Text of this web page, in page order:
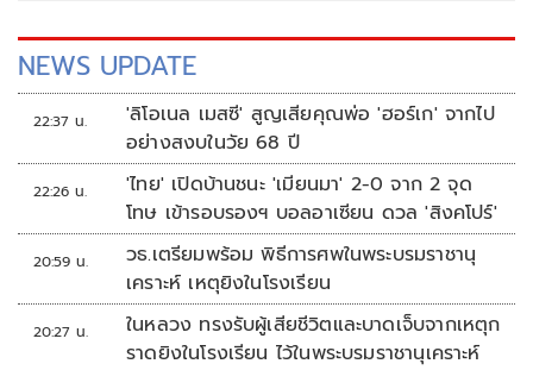
NEWS UPDATE
22:37 น.
'ลิโอเนล เมสซี' สูญเสียคุณพ่อ 'ฮอร์เก' จากไป
อย่างสงบในวัย 68 ปี
22:26 น.
'ไทย' เปิดบ้านชนะ 'เมียนมา' 2-0 จาก 2 จุด
โทษ เข้ารอบรองฯ บอลอาเซียน ดวล 'สิงคโปร์'
20:59 น.
วธ.เตรียมพร้อม พิธีการศพในพระบรมราชานุ
เคราะห์ เหตุยิงในโรงเรียน
20:27 น.
ในหลวง ทรงรับผู้เสียชีวิตและบาดเจ็บจากเหตุก
ราดยิงในโรงเรียน ไว้ในพระบรมราชานุเคราะห์